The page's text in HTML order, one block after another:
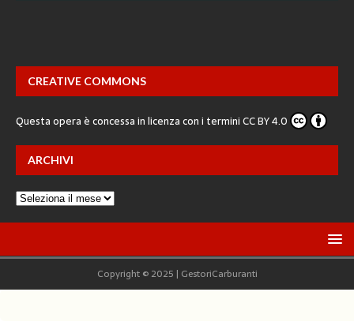
CREATIVE COMMONS
Questa opera è concessa in licenza con i terminiCC BY 4.0
ARCHIVI
Copyright © 2025 | GestoriCarburanti